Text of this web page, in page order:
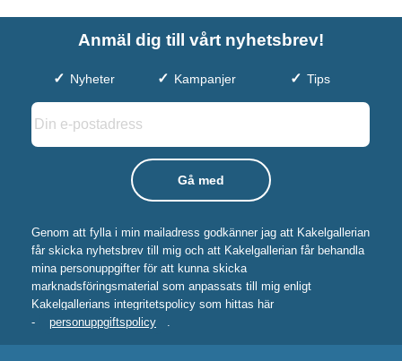
Anmäl dig till vårt nyhetsbrev!
Nyheter Kampanjer Tips
Genom att fylla i min mailadress godkänner jag att Kakelgallerian
får skicka nyhetsbrev till mig och att Kakelgallerian får behandla
mina personuppgifter för att kunna skicka
marknadsföringsmaterial som anpassats till mig enligt
Kakelgallerians integritetspolicy som hittas här
-
personuppgiftspolicy .